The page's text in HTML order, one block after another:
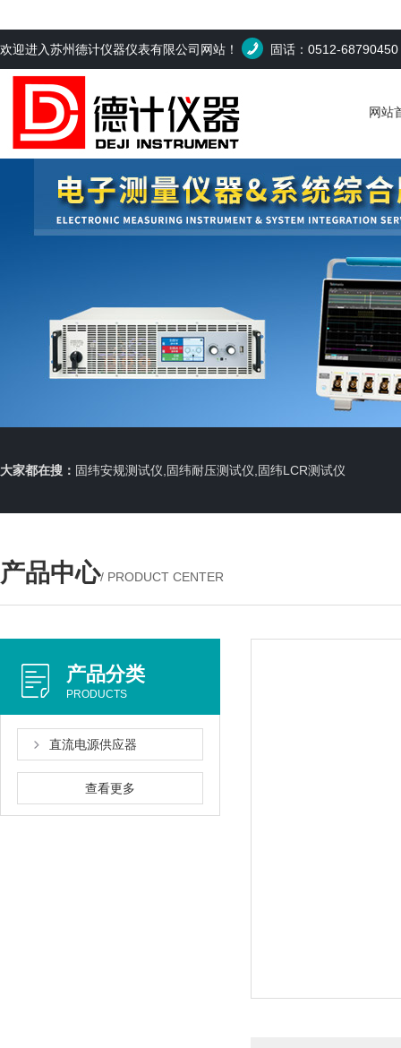
欢迎进入苏州德计仪器仪表有限公司网站！ 固话：0512-68790450
网站
大家都在搜： 固纬安规测试仪,固纬耐压测试仪,固纬LCR测试仪
产品中心/ PRODUCT CENTER
产品分类
PRODUCTS
直流电源供应器
查看更多